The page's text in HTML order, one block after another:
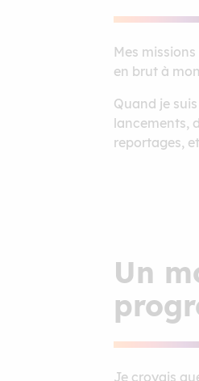
Mes
en brut à
Quand je
lancements,
reportages,
Un
Je croyais